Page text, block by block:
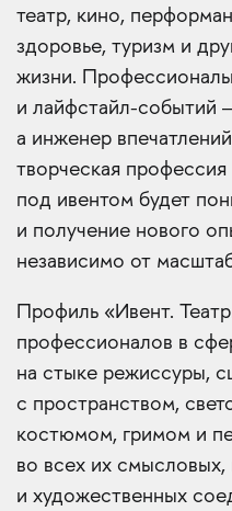
театр, кино,
здоровье, туризм и
жизни.
и лайфстайл-событий
а инженер
творческая
под ивентом будет
и получение нового
независимо от
Профиль «Ивент.
профессионалов в
на стыке режиссуры,
с пространством,
костюмом, гримом и
во всех их смысловых,
и художественных